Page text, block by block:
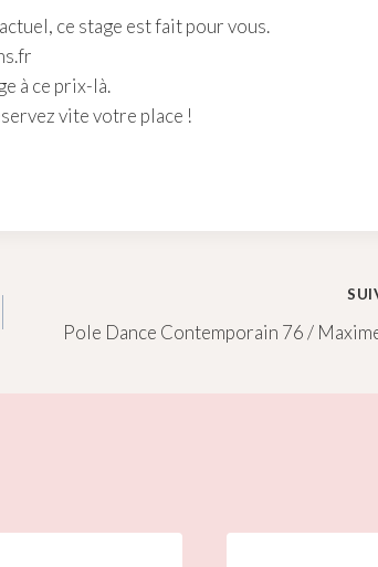
ce stage est fait pour vous.
à ce prix-là.
vite votre place !
Pole Dance Contemporain 76 /